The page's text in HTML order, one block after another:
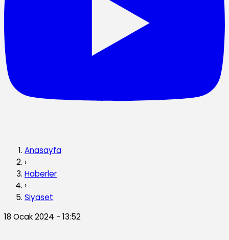
Anasayfa
›
Haberler
›
Siyaset
18 Ocak 2024 - 13:52